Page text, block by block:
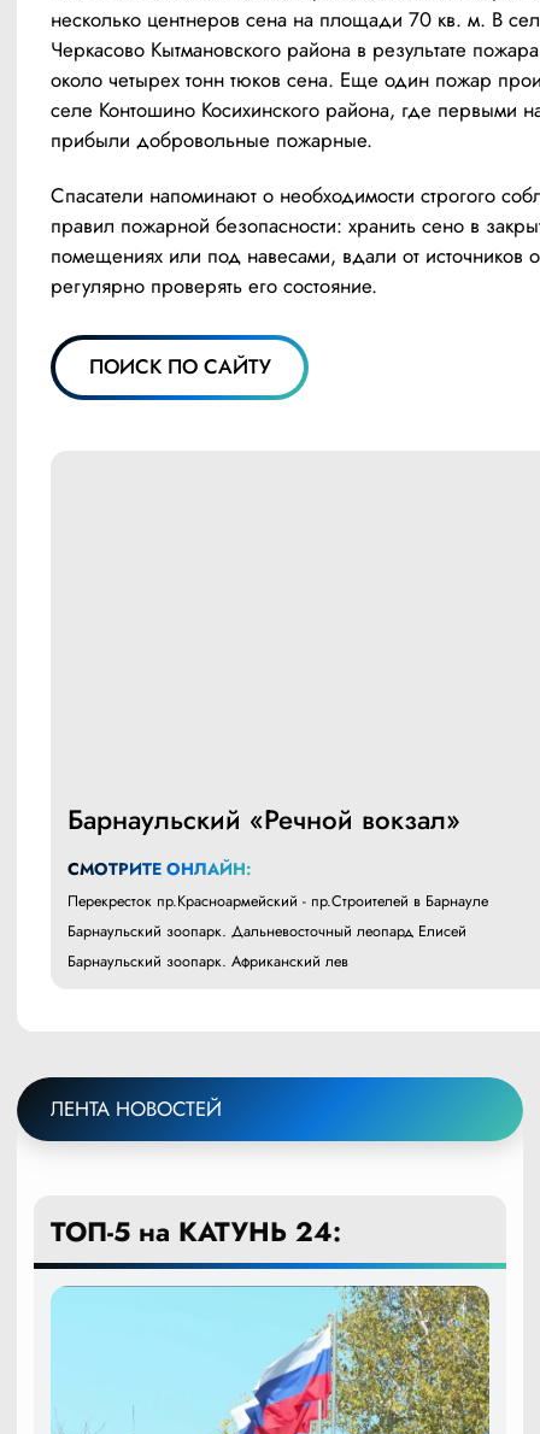
несколько центнеров сена на площади 70 кв. м. В
Черкасово Кытмановского района в результате
около четырех тонн тюков сена. Еще один пожар
селе Контошино Косихинского района, где первыми
прибыли добровольные пожарные.
Спасатели напоминают о необходимости строгого
правил пожарной безопасности: хранить сено в
помещениях или под навесами, вдали от источников
регулярно проверять его состояние.
ПОИСК ПО САЙТУ
Барнаульский «Речной вокзал»
СМОТРИТЕ ОНЛАЙН:
Перекресток пр.Красноармейский - пр.Строителей в Барнауле
Барнаульский зоопарк. Дальневосточный леопард Елисей
Барнаульский зоопарк. Африканский лев
ЛЕНТА НОВОСТЕЙ
ТОП-5 на КАТУНЬ 24: